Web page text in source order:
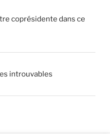
coprésidente dans ce
introuvables